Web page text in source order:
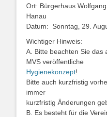
Ort: Bürgerhaus
Hanau
Datum: Sonntag, 29.
Wichtiger Hinweis:
A. Bitte beachten Sie das
MVS veröffentliche
Hygienekonzept!
Bitte auch kurzfristig
immer
kurzfristig Änderungen
B. Es besteht für die